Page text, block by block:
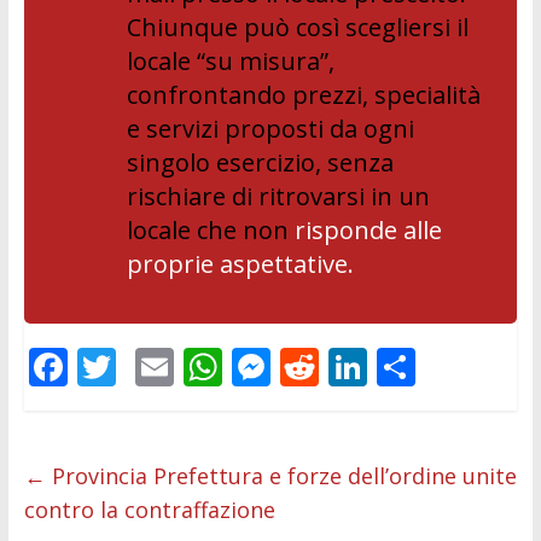
Chiunque può così scegliersi il
locale “su misura”,
confrontando prezzi, specialità
e servizi proposti da ogni
singolo esercizio, senza
rischiare di ritrovarsi in un
locale che non risponde alle
proprie aspettative.
F
b
o
T
er
E
l
W
s
A
M
e
n
R
di
Li
e
C
di
← Provincia Prefettura e forze dell’ordine unite
contro la contraffazione